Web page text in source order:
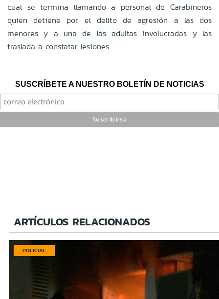
cual se termina llamando a personal de Carabineros
quien detiene por el delito de agresión a las dos
menores y a una de las adultas involucradas y las
traslada a constatar lesiones.
SUSCRÍBETE A NUESTRO BOLETÍN DE NOTICIAS
ARTÍCULOS RELACIONADOS
POLICIAL